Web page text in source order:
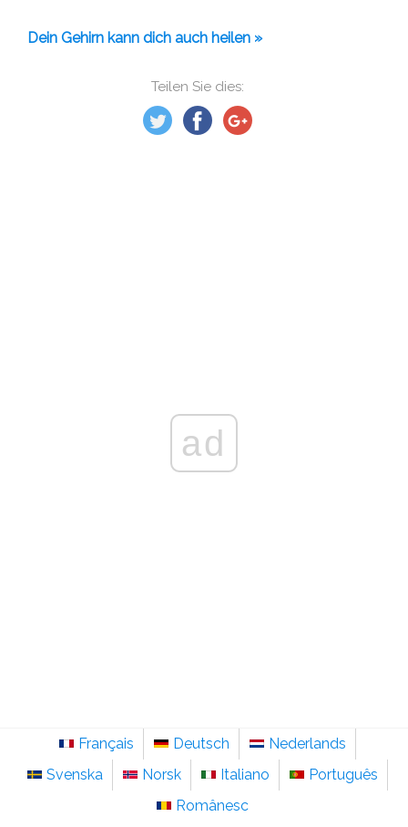
Teilen Sie dies:
Dein Gehirn kann dich auch heilen »
ad
Français Deutsch
Nederlands
Svenska
Norsk Italiano
Português
Românesc